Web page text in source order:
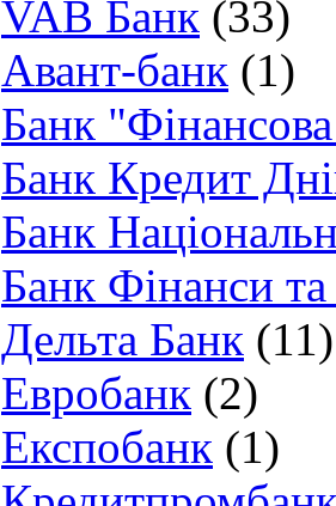
VAB Банк (33)
Авант-банк (1)
Банк "Фінансова
Банк Кредит
Банк
Банк Фінанси
Дельта Банк (11)
Евробанк (2)
Експобанк (1)